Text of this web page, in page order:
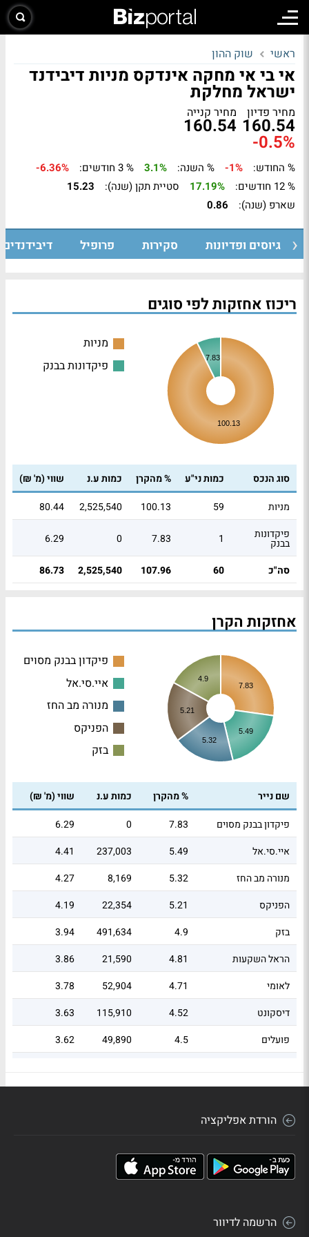
ראשי שוק ההון
אי בי אי מחקה אינדקס מניות דיבידנד
ישראל מחלקת
מחיר פדיון
160.54
מחיר קנייה
160.54
-0.5%
% החודש: -1% % השנה: 3.1% % 3 חודשים:
-6.36%
% 12 חודשים:
17.19% סטיית תקן (שנה):
15.23
שארפ (שנה):
0.86
גיוסים ופדיונות סקירות פרופיל דיבידנדים
ריכוז אחזקות לפי סוגים
100.13
7.83
מניות
פיקדונות בבנק
סוג הנכס כמות ני"ע % מהקרן כמות ע.נ
שווי (מ' ₪)
מניות
59
100.13
2,525,540
80.44
פיקדונות
בבנק 1
7.83
0
6.29
סה"כ 60
107.96
2,525,540
86.73
אחזקות הקרן
7.83
5.49
5.32
5.21
4.9
פיקדון בבנק מסוים
איי.סי.אל
מנורה מב החז
הפניקס
בזק
שם נייר % מהקרן כמות ע.נ
שווי (מ' ₪)
פיקדון בבנק מסוים
7.83
0
6.29
איי.סי.אל
5.49
237,003
4.41
מנורה מב החז
5.32
8,169
4.27
הפניקס
5.21
22,354
4.19
בזק
4.9
491,634
3.94
הראל השקעות
4.81
21,590
3.86
לאומי
4.71
52,904
3.78
דיסקונט
4.52
115,910
3.63
פועלים
4.5
49,890
3.62
דלק קבוצה
שטראוס
3.32
22,021
קנון
הורדת אפליקציה
הרשמה לדיוור